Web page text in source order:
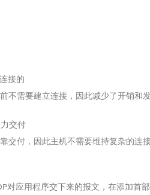
接的
不需要建立连接，因此减少了开销和
交付
交付，因此主机不需要维持复杂的连接
对应用程序交下来的报文，在添加首